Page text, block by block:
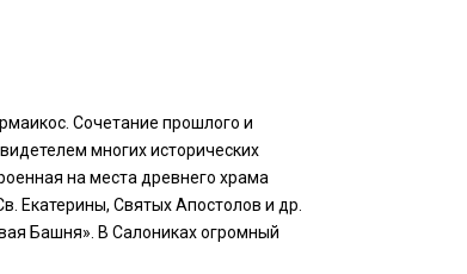
Сочетание прошлого и
многих исторических
на места древнего храма
Екатерины, Святых Апостолов и др.
Башня». В Салониках огромный